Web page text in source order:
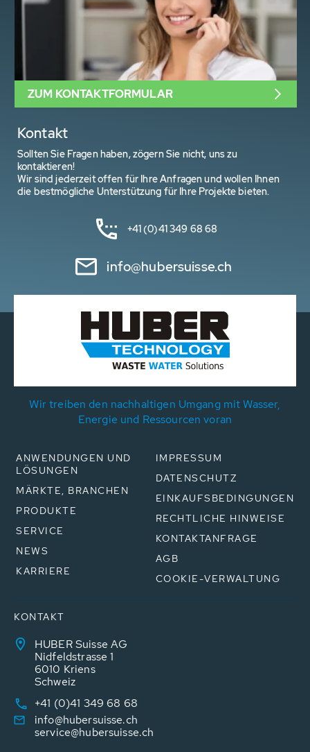
Kontakt
Sollten Sie Fragen haben, zögern Sie nicht, uns zu
kontaktieren!
Wir sind jederzeit offen für Ihre Anfragen und wollen Ihnen
die bestmögliche Unterstützung für Ihre Projekte bieten.
+41 (0)41 349 68 68
info@hubersuisse.ch
ZUM KONTAKTFORMULAR
Wir treiben den nachhaltigen Umgang mit Wasser,
Energie und Ressourcen voran
ANWENDUNGEN UND
LÖSUNGEN
MÄRKTE, BRANCHEN
PRODUKTE
SERVICE
NEWS
KARRIERE
IMPRESSUM
DATENSCHUTZ
EINKAUFSBEDINGUNGEN
RECHTLICHE HINWEISE
KONTAKTANFRAGE
AGB
COOKIE-VERWALTUNG
KONTAKT
HUBER Suisse AG
Nidfeldstrasse 1
6010 Kriens
Schweiz
+41 (0)41 349 68 68
info@hubersuisse.ch
service@hubersuisse.ch